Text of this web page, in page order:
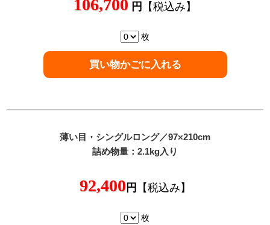
106,700 円 【税込み】
枚
薄い目 ・シングルロング／97×210cm
詰め物量：2.1kg入り
92,400円 【税込み】
枚